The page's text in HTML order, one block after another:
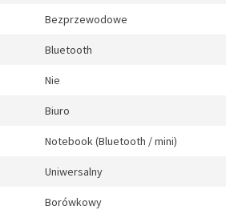
Bezprzewodowe
Bluetooth
Nie
Biuro
Notebook (Bluetooth / mini)
Uniwersalny
Borówkowy